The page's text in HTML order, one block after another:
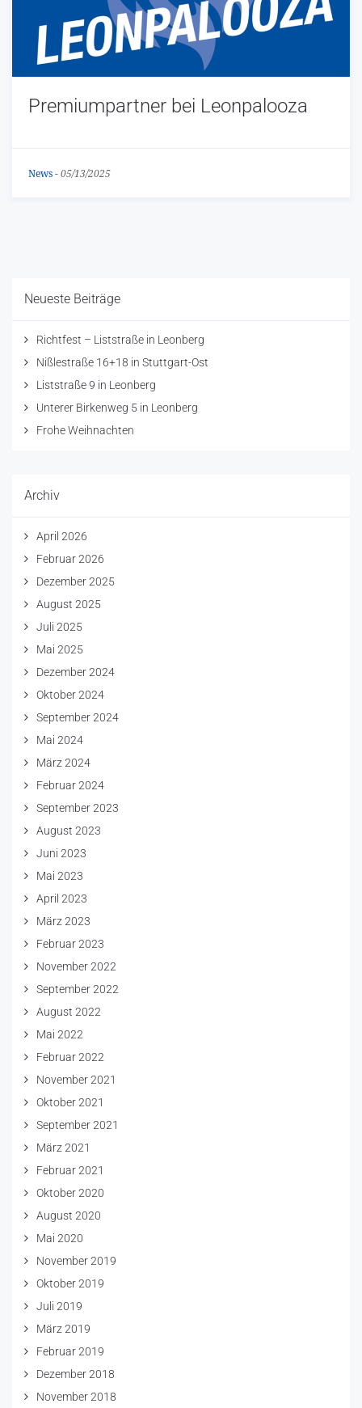
Premiumpartner bei Leonpalooza
News - 05/13/2025
Neueste Beiträge
Richtfest – Liststraße in Leonberg
Nißlestraße 16+18 in Stuttgart-Ost
Liststraße 9 in Leonberg
Unterer Birkenweg 5 in Leonberg
Frohe Weihnachten
Archiv
April 2026
Februar 2026
Dezember 2025
August 2025
Juli 2025
Mai 2025
Dezember 2024
Oktober 2024
September 2024
Mai 2024
März 2024
Februar 2024
September 2023
August 2023
Juni 2023
Mai 2023
April 2023
März 2023
Februar 2023
November 2022
September 2022
August 2022
Mai 2022
Februar 2022
November 2021
Oktober 2021
September 2021
März 2021
Februar 2021
Oktober 2020
August 2020
Mai 2020
November 2019
Oktober 2019
Juli 2019
März 2019
Februar 2019
Dezember 2018
November 2018